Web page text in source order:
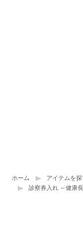
ホーム アイテムを探
診察券入れ ～健康